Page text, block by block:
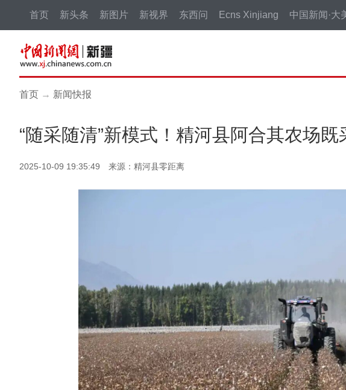
首页 新头条 新图片 新视界 东西问 Ecns Xinjiang 中国新闻·大
首页 → 新闻快报
“随采随清”新模式！精河县阿合其农场
2025-10-09 19:35:49 来源：精河县零距离